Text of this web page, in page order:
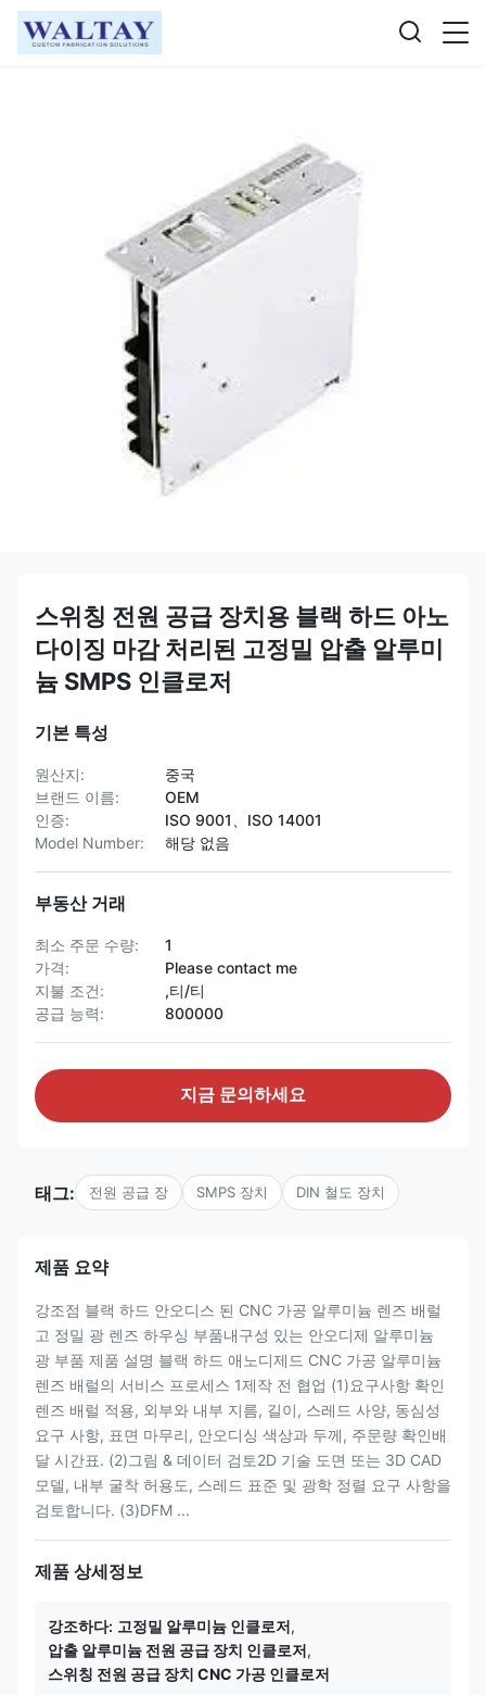
스위칭 전원 공급 장치용 블랙 하드 아노
다이징 마감 처리된 고정밀 압출 알루미
늄 SMPS 인클로저
기본 특성
원산지:
중국
브랜드 이름:
OEM
인증:
ISO 9001、ISO 14001
Model Number:
해당 없음
부동산 거래
최소 주문 수량:
1
가격:
Please contact me
지불 조건:
,티/티
공급 능력:
800000
지금 문의하세요
태그: 전원 공급 장 SMPS 장치 DIN 철도 장치
제품 요약
강조점 블랙 하드 안오디스 된 CNC 가공 알루미늄 렌즈 배럴
고 정밀 광 렌즈 하우싱 부품내구성 있는 안오디제 알루미늄
광 부품 제품 설명 블랙 하드 애노디제드 CNC 가공 알루미늄
렌즈 배럴의 서비스 프로세스 1제작 전 협업 (1)요구사항 확인
렌즈 배럴 적용, 외부와 내부 지름, 길이, 스레드 사양, 동심성
요구 사항, 표면 마무리, 안오디싱 색상과 두께, 주문량 확인배
달 시간표. (2)그림 & 데이터 검토2D 기술 도면 또는 3D CAD
모델, 내부 굴착 허용도, 스레드 표준 및 광학 정렬 요구 사항을
검토합니다. (3)DFM ...
제품 상세정보
강조하다: 고정밀 알루미늄 인클로저,
압출 알루미늄 전원 공급 장치 인클로저,
스위칭 전원 공급 장치 CNC 가공 인클로저